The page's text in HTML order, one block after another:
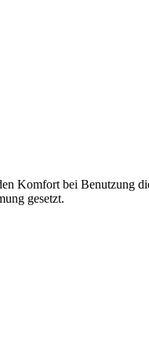
Komfort bei Benutzung
gesetzt.